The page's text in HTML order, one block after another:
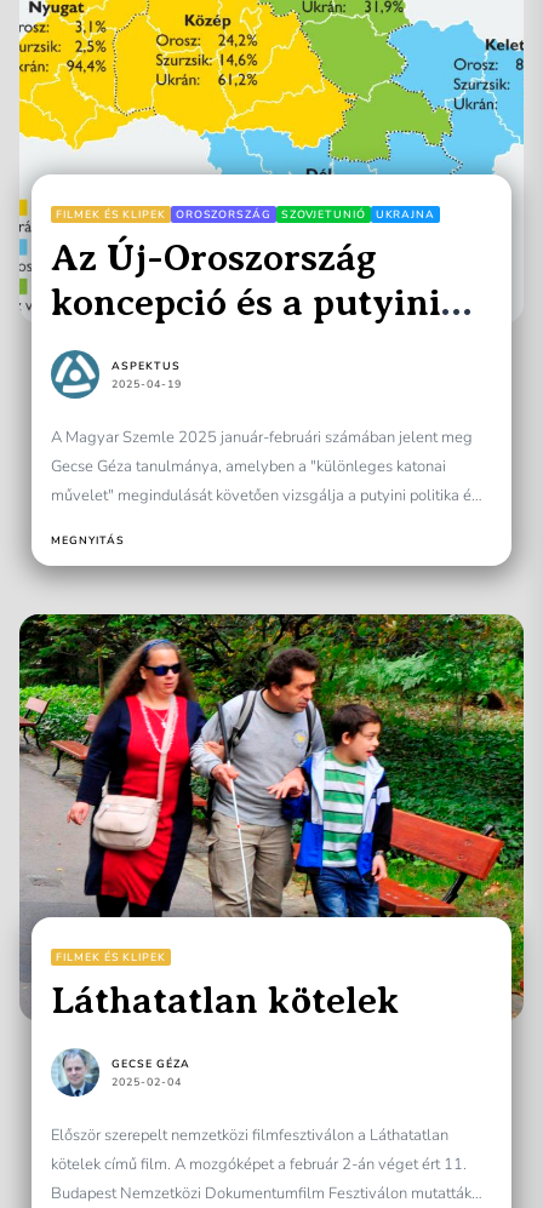
FILMEK ÉS KLIPEK OROSZORSZÁG SZOVJETUNIÓ UKRAJNA
Az Új-Oroszország
koncepció és a putyini
külpolitika kapcsolata
ASPEKTUS
2025-04-19
A Magyar Szemle 2025 január-februári számában jelent meg
Gecse Géza tanulmánya, amelyben a "különleges katonai
művelet" megindulását követően vizsgálja a putyini politika és a
MEGNYITÁS
FILMEK ÉS KLIPEK
Láthatatlan kötelek
GECSE GÉZA
2025-02-04
Először szerepelt nemzetközi filmfesztiválon a Láthatatlan
kötelek című film. A mozgóképet a február 2-án véget ért 11.
Budapest Nemzetközi Dokumentumfilm Fesztiválon mutatták